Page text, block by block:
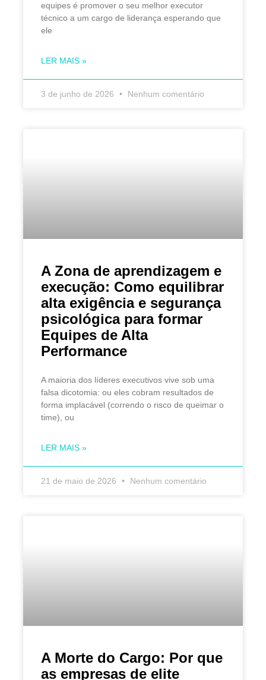
equipes é promover o seu melhor executor
técnico a um cargo de liderança esperando que
ele
LER MAIS »
3 de junho de 2026 Nenhum comentário
A Zona de aprendizagem e
execução: Como equilibrar
alta exigência e segurança
psicológica para formar
Equipes de Alta
Performance
A maioria dos líderes executivos vive sob uma
falsa dicotomia: ou eles cobram resultados de
forma implacável (correndo o risco de queimar o
time), ou
LER MAIS »
21 de maio de 2026 Nenhum comentário
A Morte do Cargo: Por que
as empresas de elite